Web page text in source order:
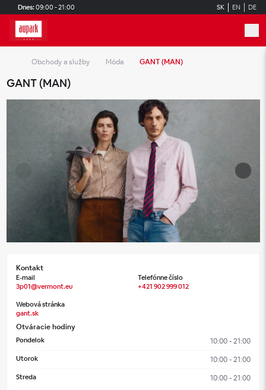
Skip to main content
Dnes: 09:00 - 21:00 SK EN DE
Obchody a služby Móda GANT (MAN)
GANT (MAN)
Kontakt
E-mail
3p01@vermont.eu
Telefónne číslo
+421 902 999 012
Webová stránka
gant.sk
Otváracie hodiny
Pondelok 10:00 - 21:00
Utorok 10:00 - 21:00
Streda 10:00 - 21:00